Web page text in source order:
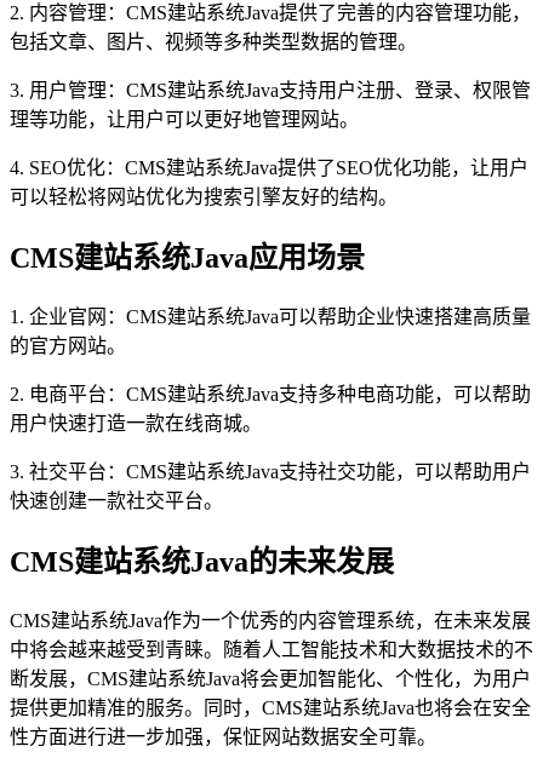
2. 内容管理：CMS建站系统Java提供了完善的内容管理功能，
包括文章、图片、视频等多种类型数据的管理。
3. 用户管理：CMS建站系统Java支持用户注册、登录、权限管
理等功能，让用户可以更好地管理网站。
4. SEO优化：CMS建站系统Java提供了SEO优化功能，让用户
可以轻松将网站优化为搜索引擎友好的结构。
CMS建站系统Java应用场景
1. 企业官网：CMS建站系统Java可以帮助企业快速搭建高质量
的官方网站。
2. 电商平台：CMS建站系统Java支持多种电商功能，可以帮助
用户快速打造一款在线商城。
3. 社交平台：CMS建站系统Java支持社交功能，可以帮助用户
快速创建一款社交平台。
CMS建站系统Java的未来发展
CMS建站系统Java作为一个优秀的内容管理系统，在未来发展
中将会越来越受到青睐。随着人工智能技术和大数据技术的不
断发展，CMS建站系统Java将会更加智能化、个性化，为用户
提供更加精准的服务。同时，CMS建站系统Java也将会在安全
性方面进行进一步加强，保怔网站数据安全可靠。